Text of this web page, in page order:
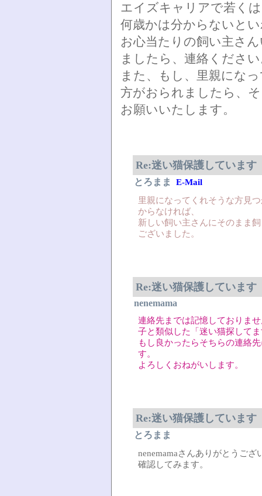
エイズキャリアで若く
何歳かは分からないと
お心当たりの飼い主さ
ましたら、連絡くださ
また、もし、里親にな
方がおられましたら、
お願いいたします。
Re:迷い猫保護しています
とろまま
E-Mail
里親になってくれそうな方見
からなければ、
新しい飼い主さんにそのまま
ございました。
Re:迷い猫保護しています
nenemama
連絡先までは記憶しておりま
子と類似した「迷い猫探して
もし良かったらそちらの連絡
す。
よろしくおねがいします。
Re:迷い猫保護しています
とろまま
nenemamaさんありがとうござ
確認してみます。